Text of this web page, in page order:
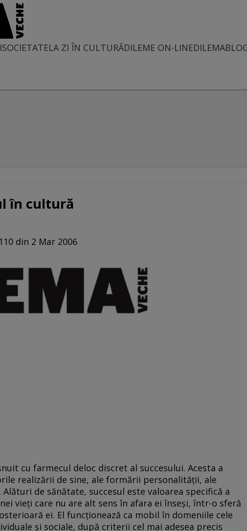
SOCIETATELA ZI ÎN CULTURĂDILEME ON-LINE
în cultură
din 2 Mar 2006
cu farmecul deloc discret al succesului. Acesta a
realizării de sine, ale formării personalităţii, ale
de sănătate, succesul este valoarea specifică a
vieţi care nu are alt sens în afara ei înseşi, într-o sferă
ei. El funcţionează ca mobil în domeniile cele
şi sociale, după criterii cel mai adesea precis